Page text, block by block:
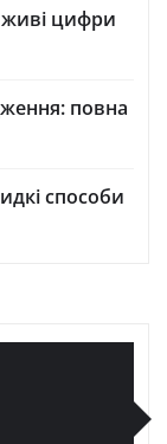
живі цифри
повна
способи